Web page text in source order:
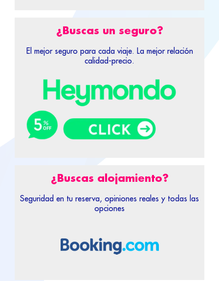
¿Buscas un seguro?
El mejor seguro para cada viaje. La mejor relación
calidad-precio.
¿Buscas alojamiento?
Seguridad en tu reserva, opiniones reales y todas las
opciones